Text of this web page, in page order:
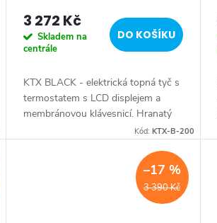
3 272 Kč
Skladem na
centrále
DO KOŠÍKU
KTX BLACK - elektrická topná tyč s
termostatem s LCD displejem a
membránovou klávesnicí. Hranatý
design vhodný pro všechny typy
Kód: KTX-B-200
3 390 Kč
–17 %